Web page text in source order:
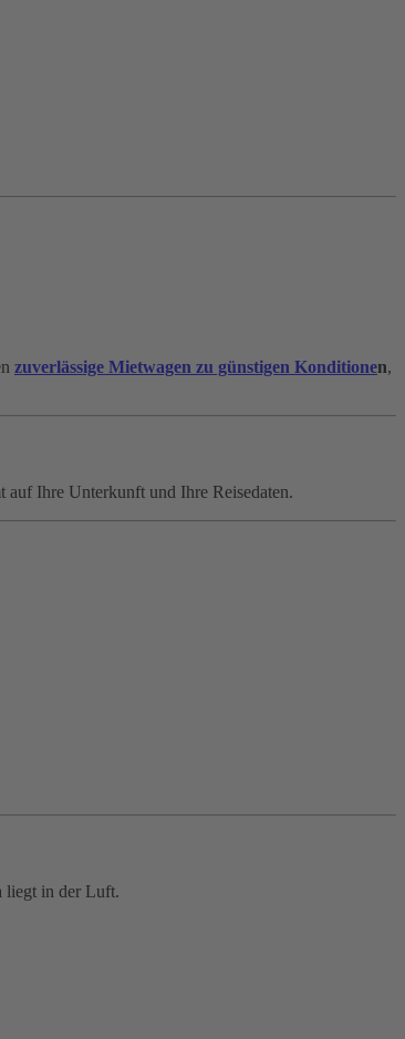
zuverlässige Mietwagen zu günstigen Konditionen,
auf Ihre Unterkunft und Ihre Reisedaten.
liegt in der Luft.